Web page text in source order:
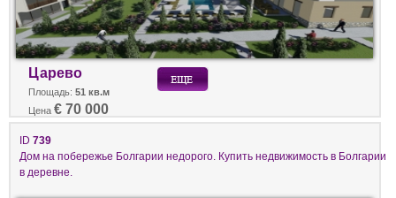
Царево
Площадь: 51 кв.м
Цена € 70 000
ID 739
Дом на побережье Болгарии недорого. Купить недвижимость в Болгарии
в деревне.